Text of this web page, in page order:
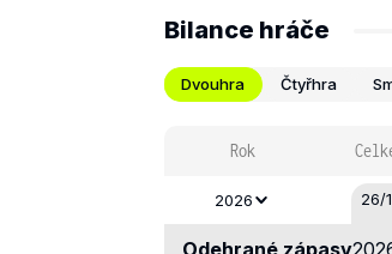
Bilance hráče
Dvouhra Čtyřhra
Rok
2026 26/
Odehrané zápasy